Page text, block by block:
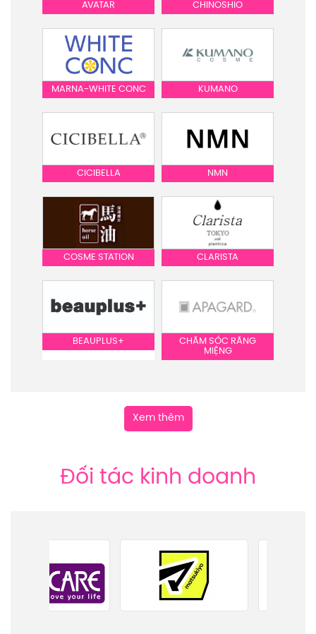
AVATAR CHINOSHIO
MARNA-WHITE CONC KUMANO
CICIBELLA NMN
COSME STATION CLARISTA
BEAUPLUS+
CHĂM SÓC RĂNG
MIỆNG
Xem thêm
Đối tác kinh doanh